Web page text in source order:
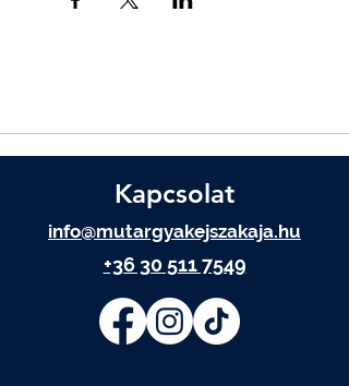
Kapcsolat
info@mutargyakejszakaja.hu
+36 30 511 7549